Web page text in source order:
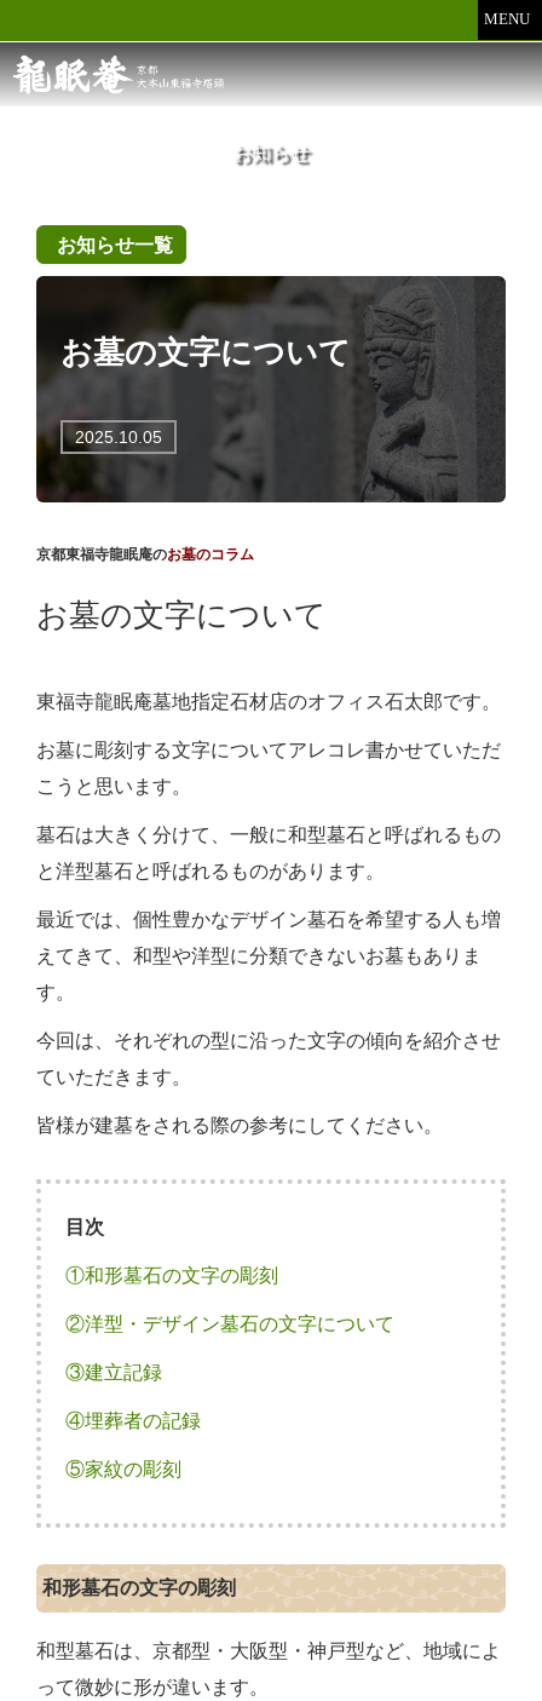
MENU
お知らせ
お知らせ一覧
お墓の文字について
2025.10.05
京都東福寺龍眠庵のお墓のコラム
お墓の文字について
東福寺龍眠庵墓地指定石材店のオフィス石太郎です。
お墓に彫刻する文字についてアレコレ書かせていただ
こうと思います。
墓石は大きく分けて、一般に和型墓石と呼ばれるもの
と洋型墓石と呼ばれるものがあります。
最近では、個性豊かなデザイン墓石を希望する人も増
えてきて、和型や洋型に分類できないお墓もありま
す。
今回は、それぞれの型に沿った文字の傾向を紹介させ
ていただきます。
皆様が建墓をされる際の参考にしてください。
目次
①和形墓石の文字の彫刻
②洋型・デザイン墓石の文字について
③建立記録
④埋葬者の記録
⑤家紋の彫刻
和形墓石の文字の彫刻
和型墓石は、京都型・大阪型・神戸型など、地域によ
って微妙に形が違います。